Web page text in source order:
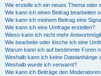
Wie erstelle ich ein neues Thema oder
Wie kann ich einen Beitrag bearbeiten
Wie kann ich meinem Beitrag eine
Wie kann ich eine Umfrage erstellen?
Wieso kann ich nicht mehr
Wie bearbeite oder lösche ich eine
Warum kann ich auf bestimmte Foren
Weshalb kann ich keine Dateianhänge
Weshalb wurde ich verwarnt?
Wie kann ich Beiträge den